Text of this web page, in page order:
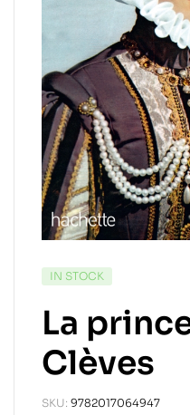
IN STOCK
La
Clèves
SKU: 9782017064947